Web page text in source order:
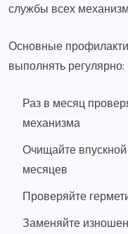
службы всех
Основные
выполнять регулярно:
Раз в месяц
механизма
Очищайте
месяцев
Проверяйте
Заменяйте